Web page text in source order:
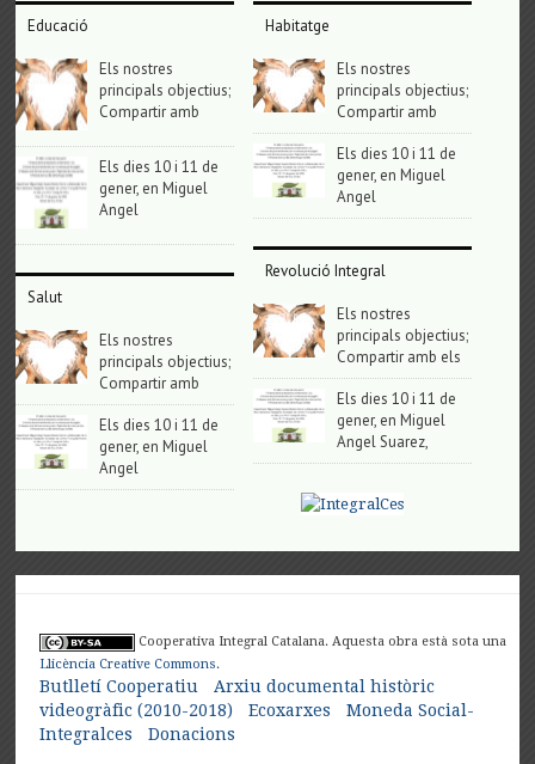
Educació
Els nostres
principals objectius;
Compartir amb
Els dies 10 i 11 de
gener, en Miguel
Angel
Salut
Els nostres
principals objectius;
Compartir amb
Els dies 10 i 11 de
gener, en Miguel
Angel
Habitatge
Els nostres
principals objectius;
Compartir amb
Els dies 10 i 11 de
gener, en Miguel
Angel
Revolució Integral
Els nostres
principals objectius;
Compartir amb els
Els dies 10 i 11 de
gener, en Miguel
Angel Suarez,
Cooperativa Integral Catalana. Aquesta obra està sota una
Llicència Creative Commons.
Butlletí Cooperatiu
Arxiu documental històric
videogràfic (2010-2018)
Ecoxarxes
Moneda Social-
Integralces
Donacions